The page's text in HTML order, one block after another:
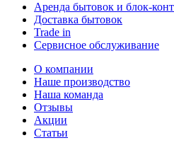
Аренда бытовок и блок-
Доставка бытовок
Trade in
Сервисное обслуживание
О компании
Наше производство
Наша команда
Отзывы
Акции
Статьи